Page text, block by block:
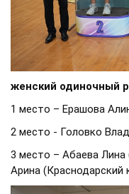
женский одиночный
1 место – Ерашова
2 место - Головко
3 место – Абаева
Арина (Краснодарский